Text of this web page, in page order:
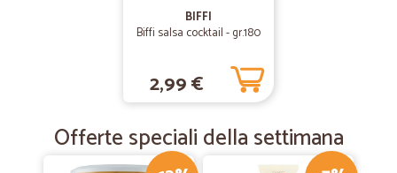
BIFFI
Biffi salsa cocktail - gr.180
2,99 €
Offerte speciali della settimana